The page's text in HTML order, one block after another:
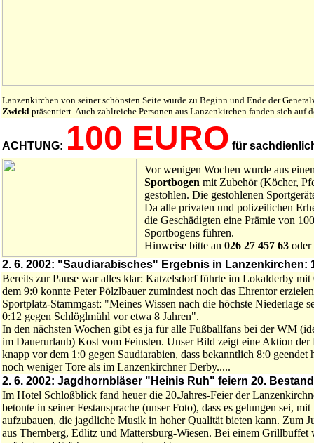
Lanzenkirchen von seiner schönsten Seite wurde zu Beginn und Ende der
Zwickl präsentiert. Auch zahlreiche Personen aus Lanzenkirchen fanden sich auf
ACHTUNG: 100 EURO für
Vor wenigen Wochen wurde aus
Sportbogen mit Zubehör (Köcher,
gestohlen. Die gestohlenen
Da alle privaten und polizeilichen
die Geschädigten eine Prämie von
Sportbogens führen.
Hinweise bitte an 026 27 457 63 oder
2. 6. 2002: "Saudiarabisches" Ergebnis in Lanzenkirchen:
Bereits zur Pause war alles klar: Katzelsdorf führte im Lokalderby mit
dem 9:0 konnte Peter Pölzlbauer zumindest noch das Ehrentor
Sportplatz-Stammgast: "Meines Wissen nach die höchste Niederlage
0:12 gegen Schlöglmühl vor etwa 8 Jahren".
In den nächsten Wochen gibt es ja für alle Fußballfans bei der WM
im Dauerurlaub) Kost vom Feinsten. Unser Bild zeigt eine Aktion der
knapp vor dem 1:0 gegen Saudiarabien, dass bekanntlich 8:0 geendet
noch weniger Tore als im Lanzenkirchner Derby.....
2. 6. 2002: Jagdhornbläser "Heinis Ruh" feiern 20.
Im Hotel Schloßblick fand heuer die 20.Jahres-Feier der
betonte in seiner Festansprache (unser Foto), dass es gelungen sei,
aufzubauen, die jagdliche Musik in hoher Qualität bieten kann. Zum
aus Thernberg, Edlitz und Mattersburg-Wiesen. Bei einem